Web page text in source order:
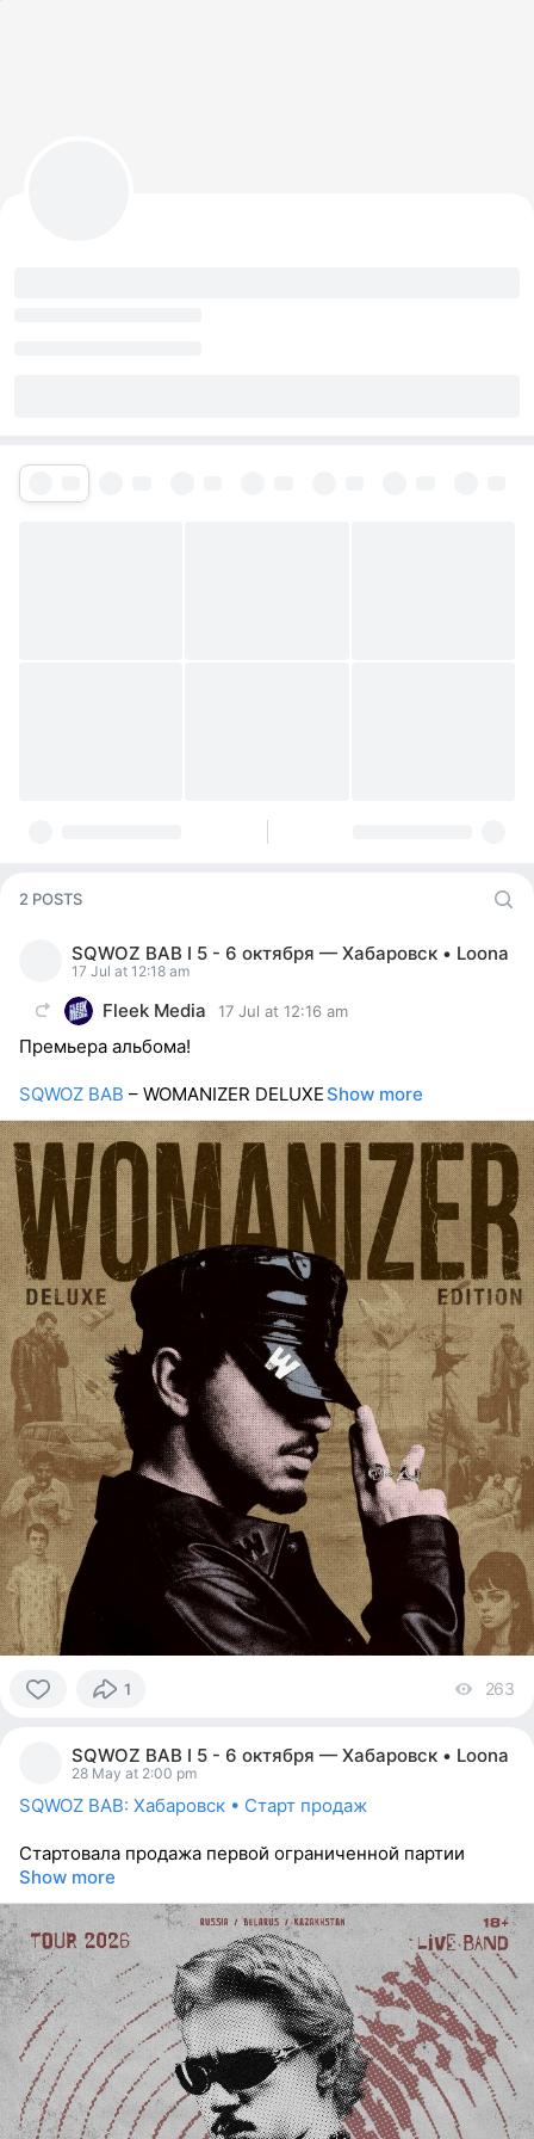
2 POSTS
SQWOZ BAB I 5 - 6 октября — Хабаровск • Loona
17 Jul at 12:18 am
Fleek Media 17 Jul at 12:16 am
Премьера альбома!
SQWOZ BAB – WOMANIZER DELUXEShow more
1 263
SQWOZ BAB I 5 - 6 октября — Хабаровск • Loona
28 May at 2:00 pm
SQWOZ BAB: Хабаровск • Старт продаж
Стартовала продажа первой ограниченной партии
Show more